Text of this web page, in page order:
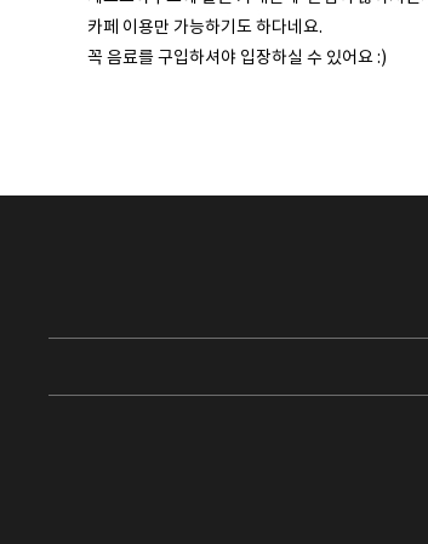
카페 이용만 가능하기도 하다네요.
꼭 음료를 구입하셔야 입장하실 수 있어요 :)